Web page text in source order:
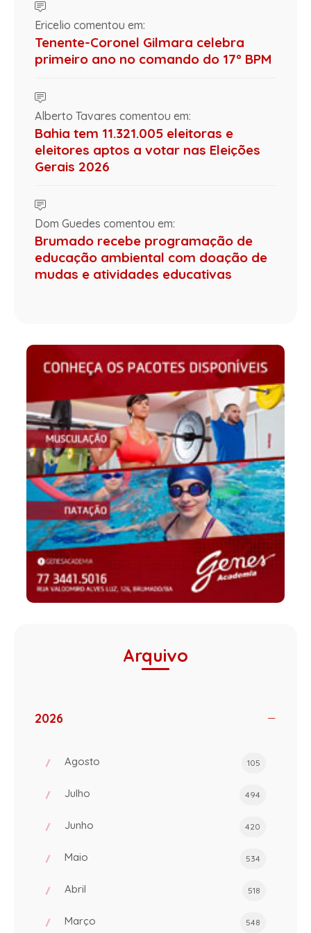
Ericelio comentou em:
Tenente-Coronel Gilmara celebra
primeiro ano no comando do 17º BPM
Alberto Tavares comentou em:
Bahia tem 11.321.005 eleitoras e
eleitores aptos a votar nas Eleições
Gerais 2026
Dom Guedes comentou em:
Brumado recebe programação de
educação ambiental com doação de
mudas e atividades educativas
Arquivo
2026
Agosto 105
Julho 494
Junho 420
Maio 534
Abril 518
Março 548